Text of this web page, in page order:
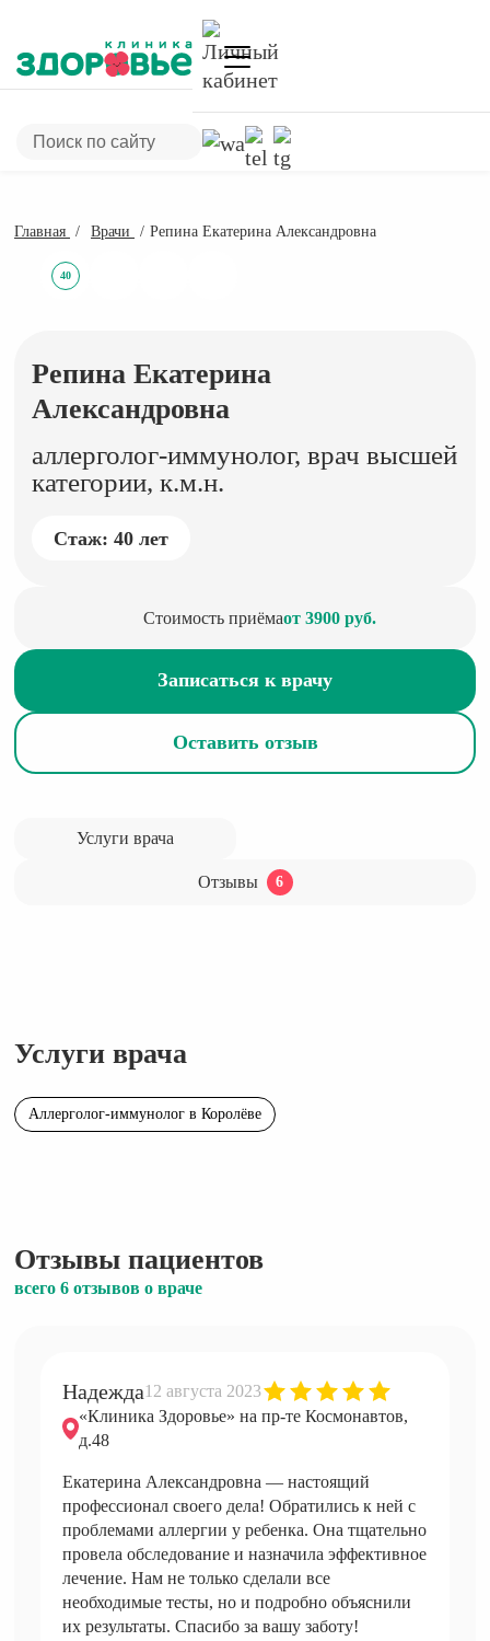
Главная Врачи Репина Екатерина Александровна
40
Репина Екатерина
Александровна
аллерголог-иммунолог, врач высшей
категории, к.м.н.
Стаж: 40 лет
Стоимость приёмаот 3900 руб.
Записаться к врачу
Оставить отзыв
Услуги врача
Отзывы 6
Услуги врача
Аллерголог-иммунолог в Королёве
Отзывы пациентов
всего 6 отзывов о враче
Надежда12 августа 2023
«Клиника Здоровье» на пр-те Космонавтов,
д.48
Екатерина Александровна — настоящий
профессионал своего дела! Обратились к ней с
проблемами аллергии у ребенка. Она тщательно
провела обследование и назначила эффективное
лечение. Нам не только сделали все
необходимые тесты, но и подробно объяснили
их результаты. Спасибо за вашу заботу!